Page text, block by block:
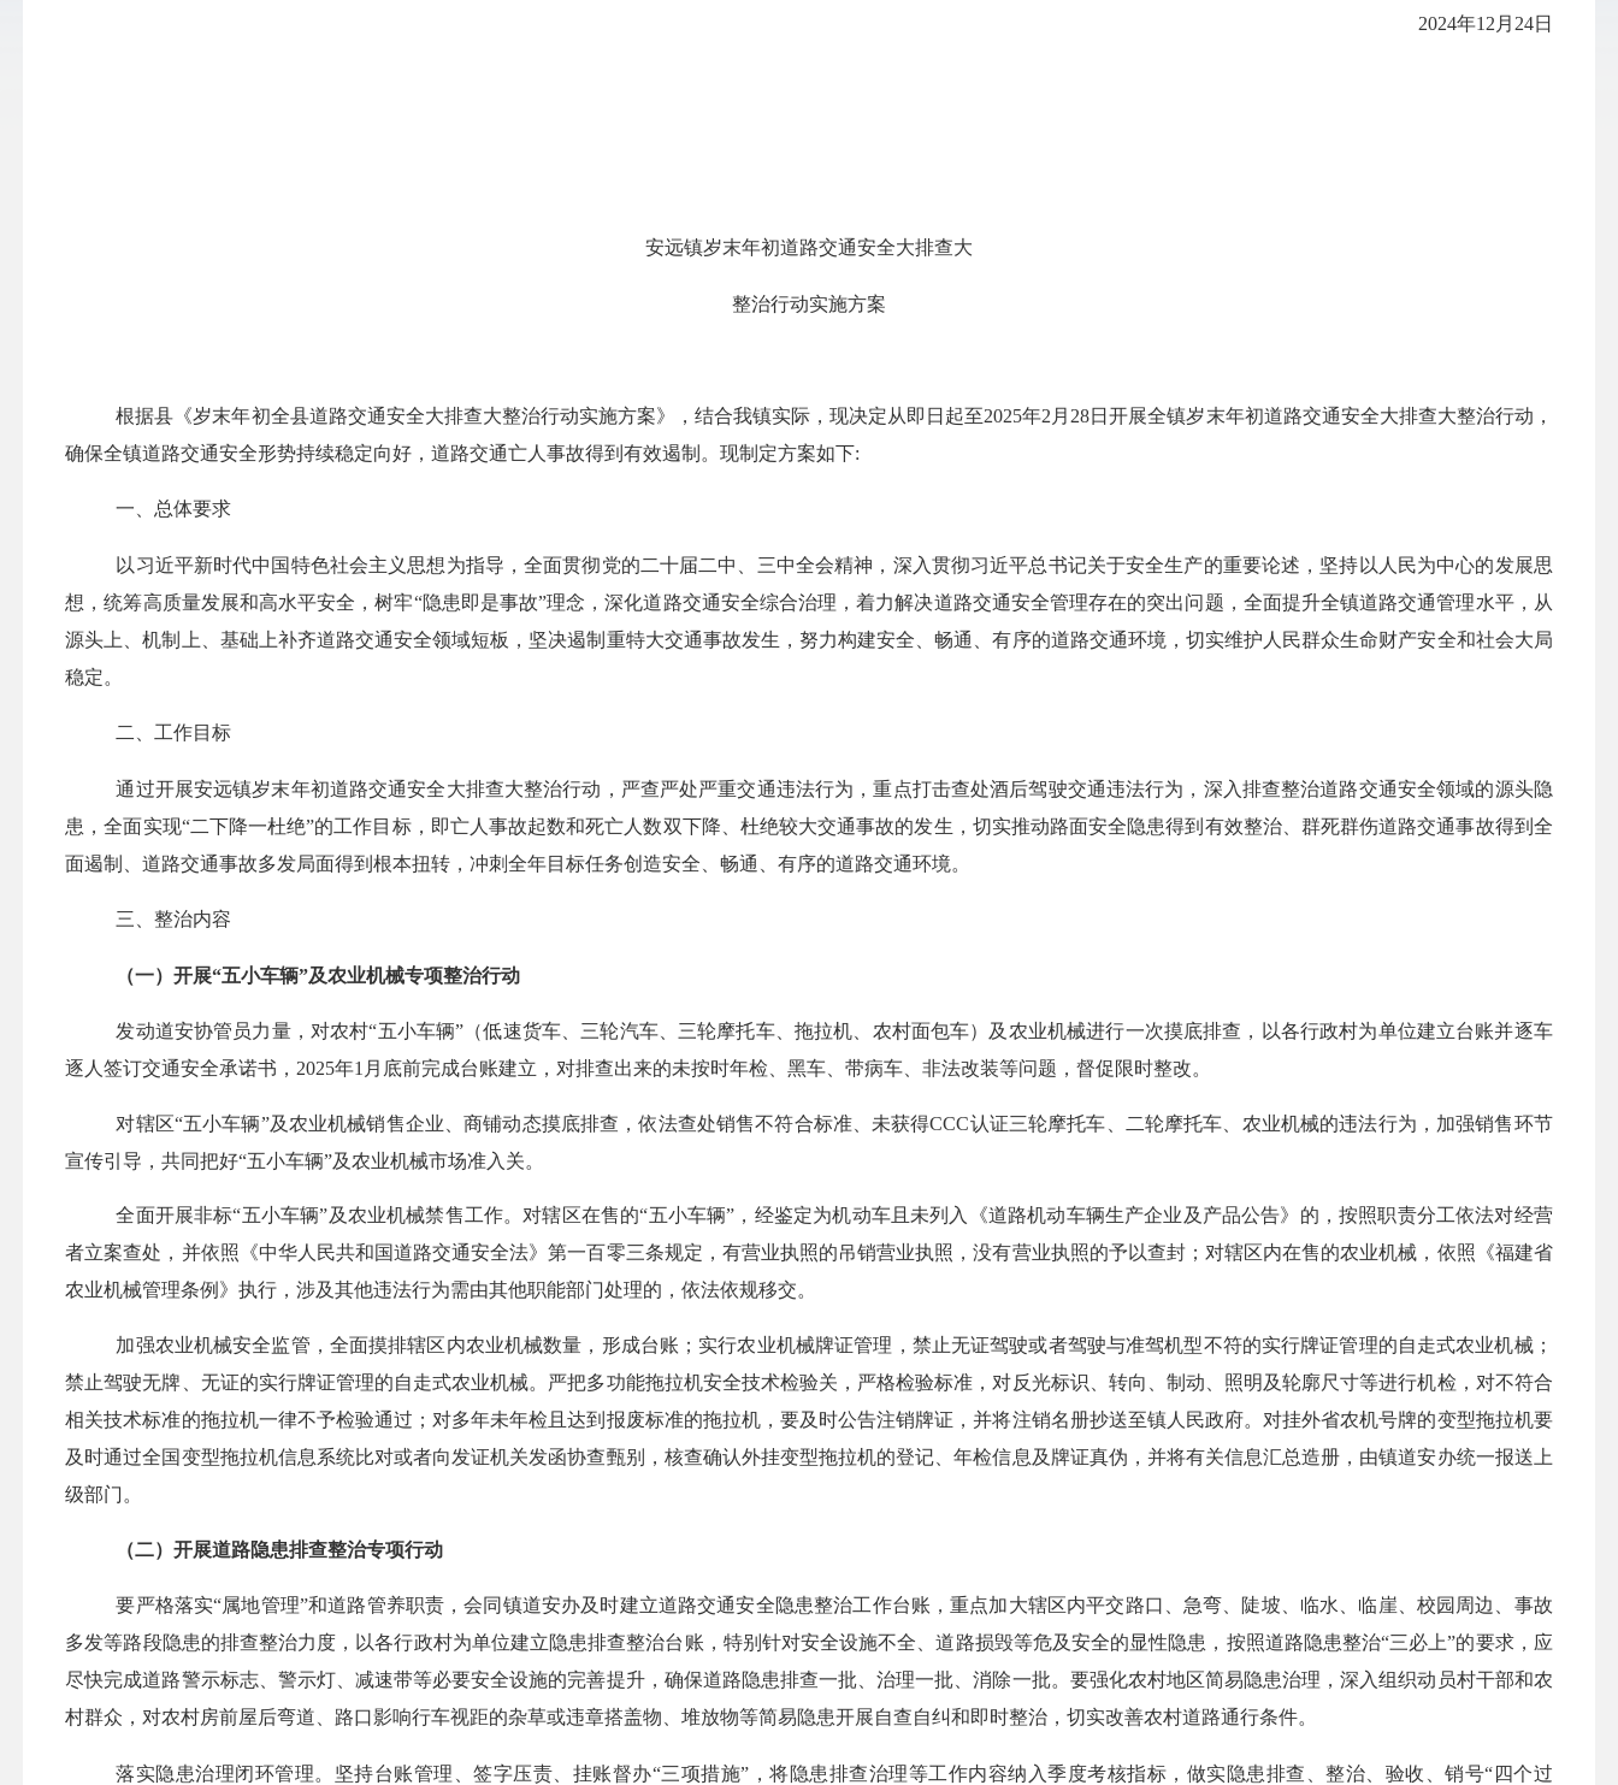
2024年12月24日
安远镇岁末年初道路交通安全大排查大
整治行动实施方案
根据县《岁末年初全县道路交通安全大排查大整治行动实施方案》， 结合我镇实际，现决定从即日起至2025年2月28日开展全镇岁末年初道路交通安全大排查大整治行动，
确保全镇道路交通安全形势持续稳定向好，道路交通亡人事故得到有效遏制。现制定方案如下:
一、总体要求
以习近平新时代中国特色社会主义思想为指导，全面贯彻党的二十届二中、三中全会精神 ，深入贯彻习近平总书记关于安全生产的重要论述，坚持以人民为中心的发展思
想，统筹高质量发展和高水平安全，树牢“隐患即是事故”理念，深化道路交通安全综合治理，着力解决道路交通安全管理存在的突出问题，全面提升全镇道路交通管理水平，从
源头上、机制上、基础上补齐道路交通安全领域短板，坚决遏制重特大交通事故发生，努力构建安全、畅通、有序的道路交通环境，切实维护人民群众生命财产安全和社会大局
稳定。
二、工作目标
通过开展安远镇岁末年初道路交通安全大排查大整治行动，严查严处严重交通违法行为，重点打击查处酒后驾驶交通违法行为，深入排查整治道路交通安全领域的源头隐
患，全面实现“二下降一杜绝”的工作目标，即亡人事故起数和死亡人数双下降、杜绝较大交通事故的发生，切实推动路面安全隐患得到有效整治、 群死群伤道路交通事故得到全
面遏制
、道路交通事故多发局面得到根本扭转，冲刺全年目标任务创造安全、畅通、有序的道路交通环境。
三、整治内容
（一）开展“五小车辆”及农业机械专项整治行动
发动道安协管员力量，对农村“五小车辆”（低速货车、三轮汽车、三轮摩托车、拖拉机、农村面包车）及农业机械进行一次摸底排查，以各行政村为单位建立台账并逐车
逐人签订交通安全承诺书，2025年1月底前完成台账建立，对排查出来的未按时年检、黑车、带病车、非法改装等问题，督促限时整改。
对辖区“五小车辆”及农业机械销售企业、商铺动态摸底排查，依法查处销售不符合标准、未获得CCC认证三轮摩托车、二轮摩托车、农业机械的违法行为，加强销售环节
宣传引导，共同把好“五小车辆”及农业机械市场准入关。
全面开展非标“五小车辆”及农业机械禁售工作。对辖区在售的“五小车辆” ， 经鉴定为机动车且未列入《道路机动车辆生产企业及产品公告》的 ，按照职责分工依法对经营
者立案查处，并依照《中华人民共和国道路交通安全法》第一百零三条规定，有营业执照的吊销营业执照，没有营业执照的予以查封；对辖区内在售的农业机械，依照《福建省
农业机械管理条例》执行，涉及其他违法行为需由其他职能部门处理的 ，依法依规移交。
加强农业机械安全监管，全面摸排辖区内农业机械数量，形成台账；实行农业机械牌证管理，禁止无证驾驶或者驾驶与准驾机型不符的实行牌证管理的自走式农业机械；
禁止驾驶无牌、无证的实行牌证管理的自走式农业机械。严把多功能拖拉机安全技术检验关，严格检验标准，对反光标识、转向、制动、照明及轮廓尺寸等进行机检，对不符合
相关技术标准的拖拉机一律不予检验通过；对多年未年检且达到报废标准的拖拉机，要及时公告注销牌证，并将注销名册抄送至镇人民政府。对挂外省农机号牌的变型拖拉机要
及时通过全国变型拖拉机信息系统比对或者向发证机关发函协查甄别，核查确认外挂变型拖拉机的登记、年检信息及牌证真伪，并将有关信息汇总造册， 由镇道安办统一报送 上
级部门 。
（二）开展道路隐患排查整治专项行动
要严格落实“属地管理”和道路管养职责，会同 镇道安办及时建立道路交通安全隐患整治工作台账，重点加大辖区内平交路口、急弯、陡坡、临水、临崖、校园周边、事故
多发等路段隐患的排查整治力度，以各行政村为单位建立隐患排查整治台账，特别针对安全设施不全、道路损毁等危及安全的显性隐患，按照道路隐患整治“三必上”的要求，应
尽快完成道路警示标志、警示灯、减速带等必要安全设施的完善提升，确保道路隐患排查一批、治理一批、消除一批。要强化农村地区简易隐患治理，深入组织动员村干部和农
村群众，对农村房前屋后弯道、路口影响行车视距的杂草或违章搭盖物、堆放物等简易隐患开展自查自纠和即时整治，切实改善农村道路通行条件。
落实隐患治理闭环管理。坚持台账管理、签字压责、挂账督办“三项措施”，将隐患排查治理等工作内容纳入季度考核指标，做实隐患排查、整治、验收、销号“四个过